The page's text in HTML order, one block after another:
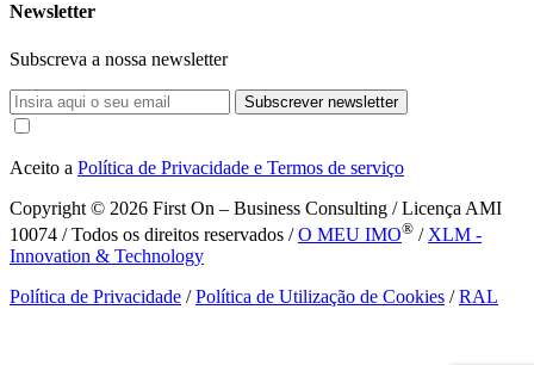
Newsletter
Subscreva a nossa newsletter
Subscrever newsletter
Aceito a Política de Privacidade e Termos de serviço
Copyright © 2026 First On – Business Consulting / Licença AMI
10074 / Todos os direitos reservados /O MEU IMO® / XLM -
Innovation & Technology
Política de Privacidade /Política de Utilização de Cookies /RAL